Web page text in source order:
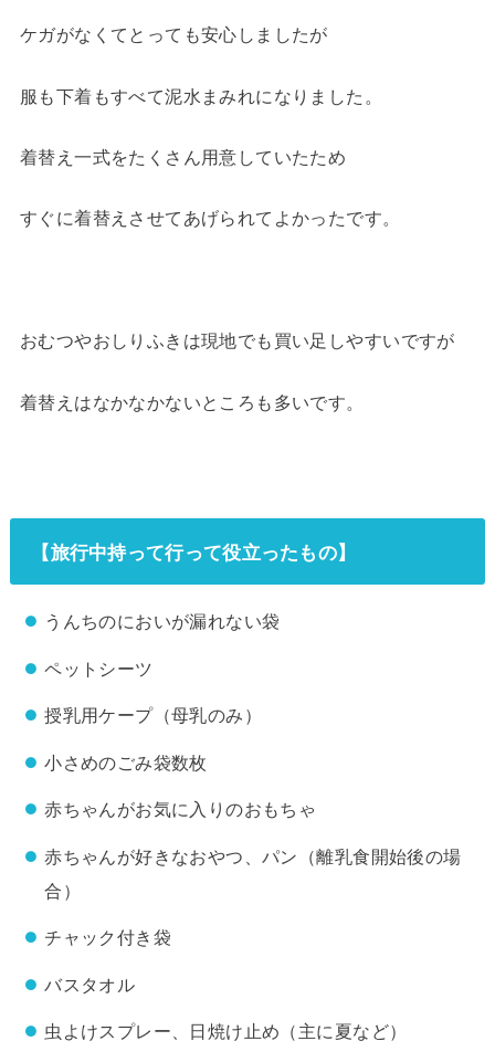
ケガがなくてとっても安心しましたが
服も下着もすべて泥水まみれになりました。
着替え一式をたくさん用意していたため
すぐに着替えさせてあげられてよかったです。
おむつやおしりふきは現地でも買い足しやすいですが
着替えはなかなかないところも多いです。
【旅行中持って行って役立ったもの】
うんちのにおいが漏れない袋
ペットシーツ
授乳用ケープ（母乳のみ）
小さめのごみ袋数枚
赤ちゃんがお気に入りのおもちゃ
赤ちゃんが好きなおやつ、パン（離乳食開始後の場
合）
チャック付き袋
バスタオル
虫よけスプレー、日焼け止め（主に夏など）